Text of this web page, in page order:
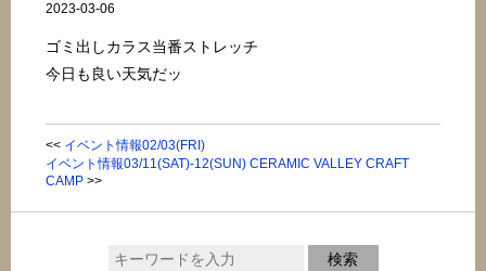
2023-03-06
ゴミ出しカラス当番ストレッチ
今日も良い天気だッ
<< イベント情報02/03(FRI)
イベント情報03/11(SAT)-12(SUN) CERAMIC VALLEY CRAFT
CAMP >>